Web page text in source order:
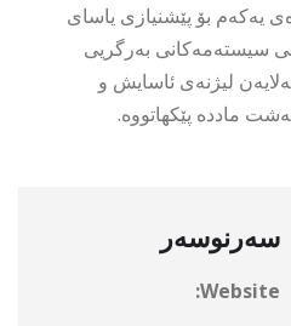
یەکەم بۆ پێشنیازی یاسای
سیستەمەکانی بەرگریی
لیژنەی ئاسایش و
ماددە پێکهاتووە.
سەرنوسەر
Website: